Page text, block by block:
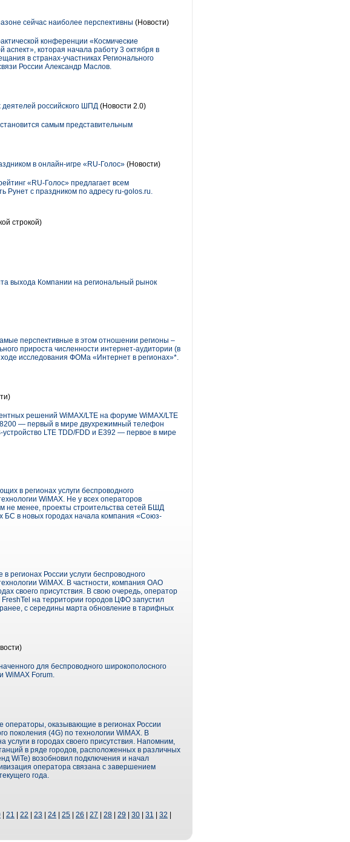
сейчас наиболее перспективны (Новости)
конференции «Космические
аспект», которая начала работу 3 октября в
в странах-участниках Регионального
России Александр Маслов.
деятелей российского ШПД (Новости 2.0)
самым представительным
в онлайн-игре «RU-Голос» (Новости)
«RU-Голос» предлагает всем
Рунет с праздником по адресу ru-golos.ru.
строкой)
выхода Компании на региональный рынок
перспективные в этом отношении регионы –
прироста численности интернет-аудитории (в
исследования ФОМа «Интернет в регионах»*.
решений WiMAX/LTE на форуме WiMAX/LTE
— первый в мире двухрежимный телефон
LTE TDD/FDD и E392 — первое в мире
в регионах услуги беспроводного
WiMAX. Не у всех операторов
не менее, проекты строительства сетей БШД
БС в новых городах начала компания «Союз-
регионах России услуги беспроводного
WiMAX. В частности, компания ОАО
своего присутствия. В свою очередь, оператор
на территории городов ЦФО запустил
с середины марта обновление в тарифных
для беспроводного широкополосного
WiMAX Forum.
операторы, оказывающие в регионах России
поколения (4G) по технологии WiMAX. В
в городах своего присутствия. Напомним,
в ряде городов, расположенных в различных
WiTe) возобновил подключения и начал
оператора связана с завершением
года.
21 22 23 24 25 26 27 28 29 30 31 32